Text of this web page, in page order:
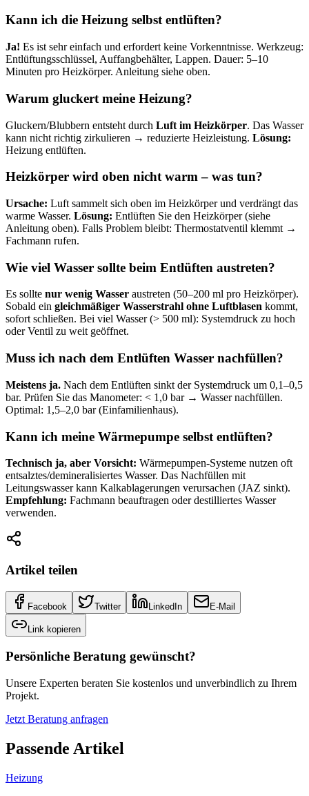
Kann ich die Heizung selbst entlüften?
Ja! Es ist sehr einfach und erfordert keine Vorkenntnisse. Werkzeug:
Entlüftungsschlüssel, Auffangbehälter, Lappen. Dauer: 5–10
Minuten pro Heizkörper. Anleitung siehe oben.
Warum gluckert meine Heizung?
Gluckern/Blubbern entsteht durch Luft im Heizkörper. Das Wasser
kann nicht richtig zirkulieren → reduzierte Heizleistung. Lösung:
Heizung entlüften.
Heizkörper wird oben nicht warm – was tun?
Ursache: Luft sammelt sich oben im Heizkörper und verdrängt das
warme Wasser. Lösung: Entlüften Sie den Heizkörper (siehe
Anleitung oben). Falls Problem bleibt: Thermostatventil klemmt →
Fachmann rufen.
Wie viel Wasser sollte beim Entlüften austreten?
Es sollte nur wenig Wasser austreten (50–200 ml pro Heizkörper).
Sobald ein gleichmäßiger Wasserstrahl ohne Luftblasen kommt,
sofort schließen. Bei viel Wasser (> 500 ml): Systemdruck zu hoch
oder Ventil zu weit geöffnet.
Muss ich nach dem Entlüften Wasser nachfüllen?
Meistens ja. Nach dem Entlüften sinkt der Systemdruck um 0,1–0,5
bar. Prüfen Sie das Manometer: < 1,0 bar → Wasser nachfüllen.
Optimal: 1,5–2,0 bar (Einfamilienhaus).
Kann ich meine Wärmepumpe selbst entlüften?
Technisch ja, aber Vorsicht: Wärmepumpen-Systeme nutzen oft
entsalztes/demineralisiertes Wasser. Das Nachfüllen mit
Leitungswasser kann Kalkablagerungen verursachen (JAZ sinkt).
Empfehlung: Fachmann beauftragen oder destilliertes Wasser
verwenden.
Artikel teilen
Facebook Twitter LinkedIn E-Mail
Link kopieren
Persönliche Beratung gewünscht?
Unsere Experten beraten Sie kostenlos und unverbindlich zu Ihrem
Projekt.
Jetzt Beratung anfragen
Passende Artikel
Heizung